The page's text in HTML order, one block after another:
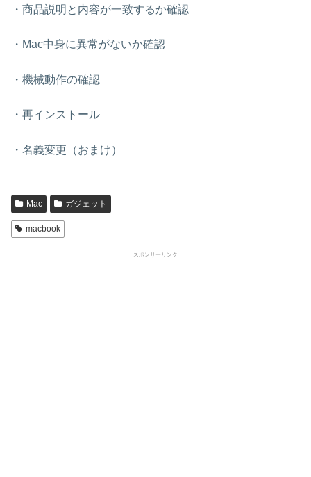
・商品説明と内容が一致するか確認
・Mac中身に異常がないか確認
・機械動作の確認
・再インストール
・名義変更（おまけ）
Mac ガジェット
macbook
スポンサーリンク